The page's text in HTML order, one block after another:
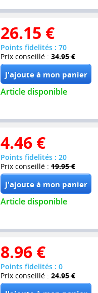
26.15 €
Points fidelités : 70
Prix conseillé : 34.95 €
Article disponible
4.46 €
Points fidelités : 20
Prix conseillé : 19.95 €
Article disponible
8.96 €
Points fidelités : 0
Prix conseillé : 24.95 €